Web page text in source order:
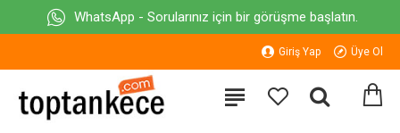
WhatsApp - Sorularınız için bir görüşme başlatın.
Giriş Yap Üye Ol